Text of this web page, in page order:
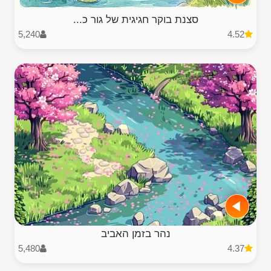
סצנת בוקר חגיגית של גור כ...
4.52
5,240
נהר בזמן האביב
4.37
5,480